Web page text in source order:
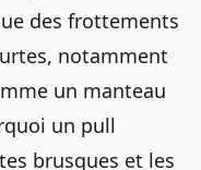
des frottements
notamment
un manteau
un pull
brusques et les